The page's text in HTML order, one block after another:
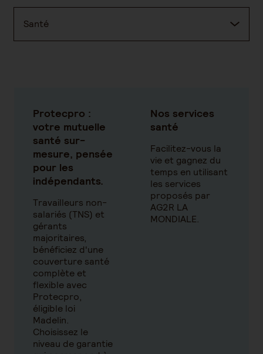
Santé
Protecpro :
votre mutuelle
santé sur-
mesure, pensée
pour les
indépendants.
Travailleurs non-
salariés (TNS) et
gérants
majoritaires,
bénéficiez d'une
couverture santé
complète et
flexible avec
Protecpro,
éligible loi
Madelin.
Choisissez le
niveau de garantie
Nos services
santé
Facilitez-vous la
vie et gagnez du
temps en utilisant
les services
proposés par
AG2R LA
MONDIALE.